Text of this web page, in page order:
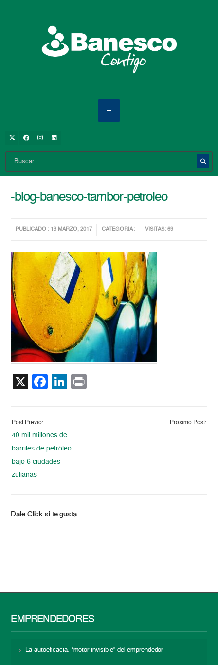
-blog-banesco-tambor-petroleo
PUBLICADO : 13 MARZO, 2017 CATEGORIA : VISITAS: 69
X Facebook
LinkedIn
Post Previo:
40 mil millones de
barriles de petróleo
bajo 6 ciudades
zulianas
Proximo Post:
Dale Click si te gusta
EMPRENDEDORES
La autoeficacia: “motor invisible” del emprendedor